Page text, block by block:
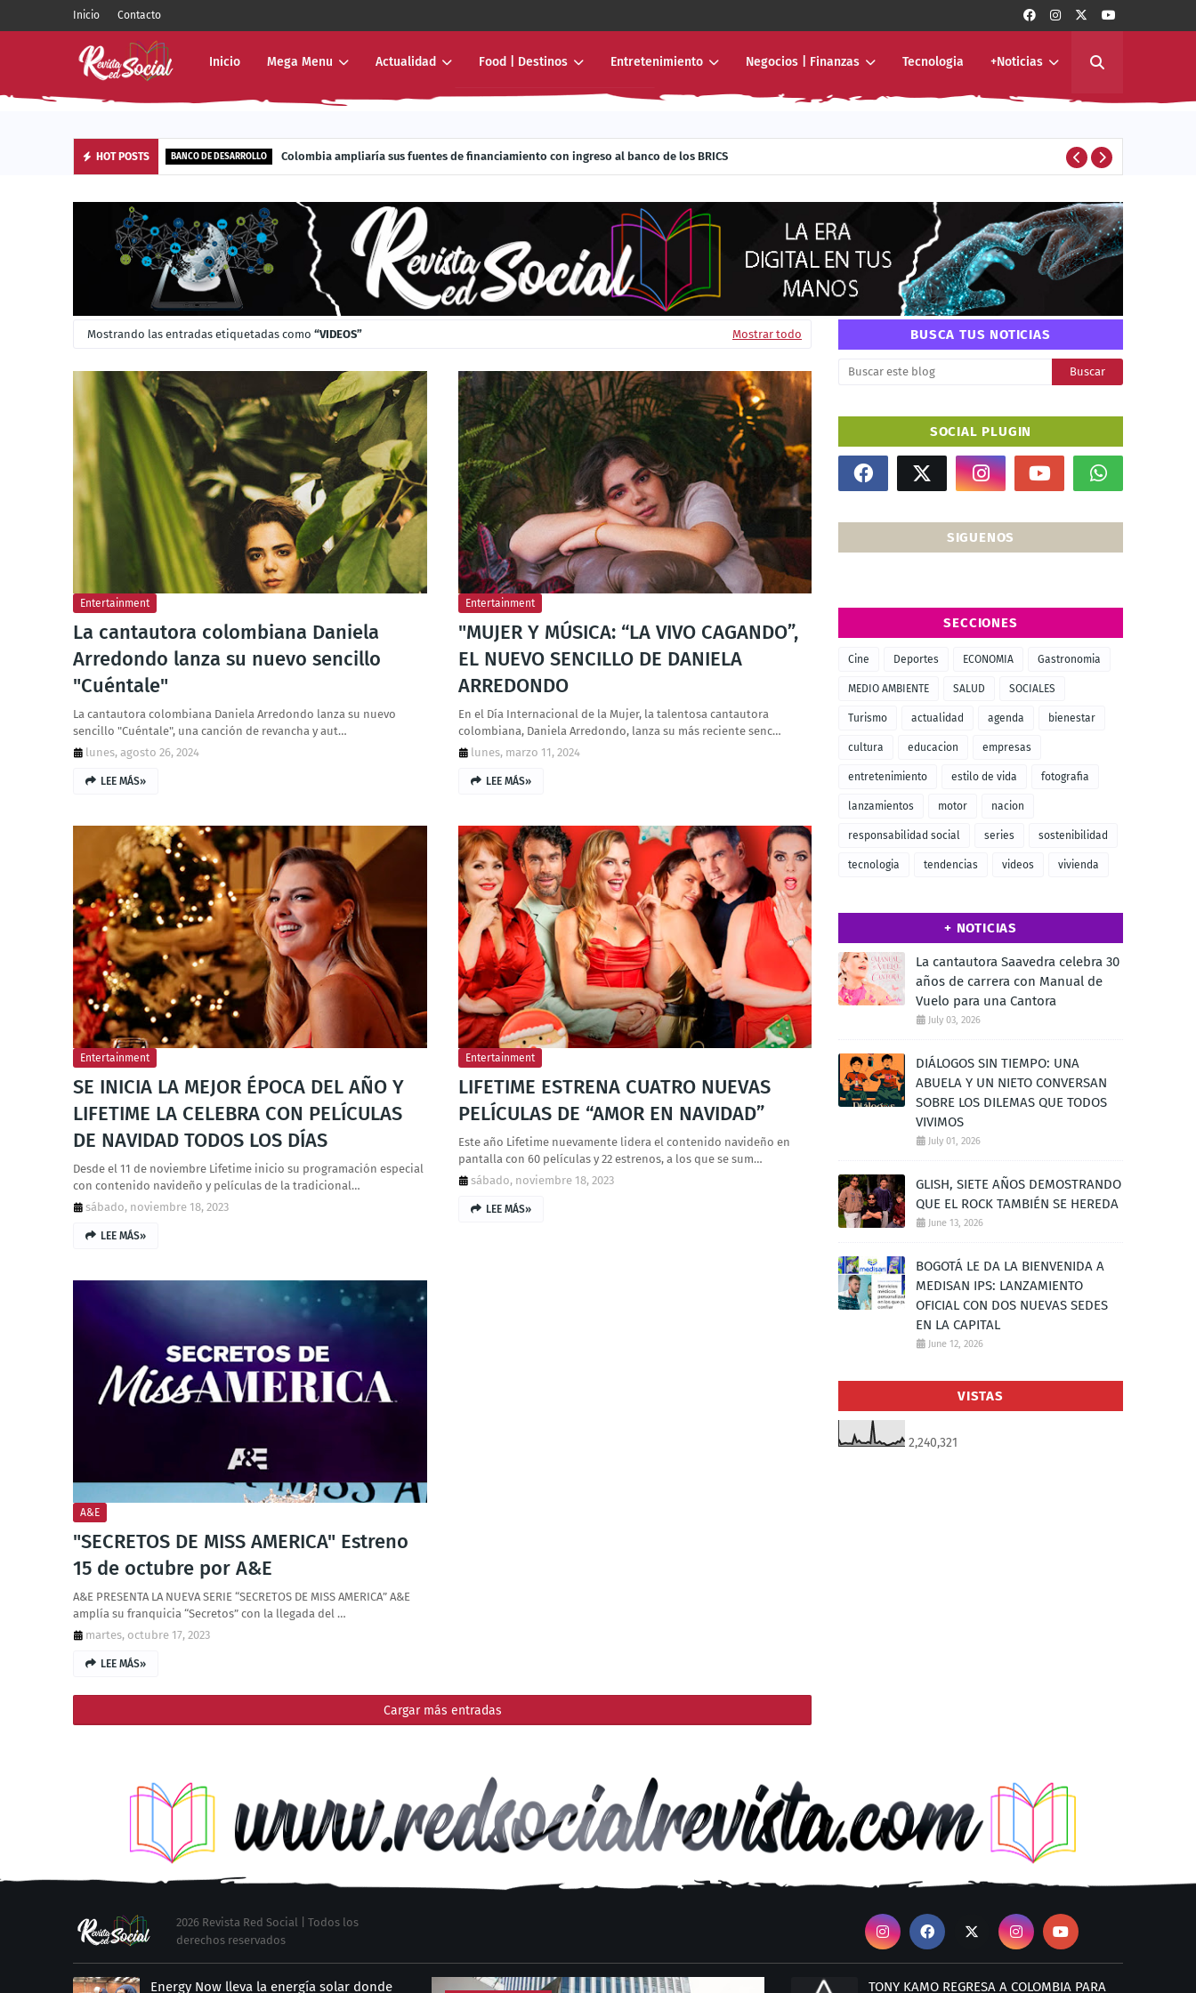
Inicio Contacto
Inicio Mega Menu Actualidad Food | Destinos Entretenimiento Negocios | Finanzas Tecnologia +Noticias
HOT POSTS BANCO DE DESARROLLO Colombia ampliaría sus fuentes de financiamiento con ingreso al banco de los BRICS
BUSINESS Energy Now lleva la energía solar donde nunca había llegado: al interior de los sistemas de transporte masivo de América Latina
Mostrando las entradas etiquetadas como VIDEOS Mostrar todo
Entertainment
La cantautora colombiana Daniela
Arredondo lanza su nuevo sencillo
"Cuéntale"
La cantautora colombiana Daniela Arredondo lanza su nuevo
sencillo "Cuéntale", una canción de revancha y aut…
lunes, agosto 26, 2024
LEE MÁS»
Entertainment
"MUJER Y MÚSICA: “LA VIVO CAGANDO”,
EL NUEVO SENCILLO DE DANIELA
ARREDONDO
En el Día Internacional de la Mujer, la talentosa cantautora
colombiana, Daniela Arredondo, lanza su más reciente senc…
lunes, marzo 11, 2024
LEE MÁS»
Entertainment
SE INICIA LA MEJOR ÉPOCA DEL AÑO Y
LIFETIME LA CELEBRA CON PELÍCULAS
DE NAVIDAD TODOS LOS DÍAS
Desde el 11 de noviembre Lifetime inicio su programación especial
con contenido navideño y películas de la tradicional…
sábado, noviembre 18, 2023
LEE MÁS»
Entertainment
LIFETIME ESTRENA CUATRO NUEVAS
PELÍCULAS DE “AMOR EN NAVIDAD”
Este año Lifetime nuevamente lidera el contenido navideño en
pantalla con 60 películas y 22 estrenos, a los que se sum…
sábado, noviembre 18, 2023
LEE MÁS»
A&E
"SECRETOS DE MISS AMERICA" Estreno
15 de octubre por A&E
A&E PRESENTA LA NUEVA SERIE “SECRETOS DE MISS AMERICA” A&E
amplía su franquicia “Secretos” con la llegada del …
martes, octubre 17, 2023
LEE MÁS»
Cargar más entradas
BUSCA TUS NOTICIAS
SOCIAL PLUGIN
SIGUENOS
SECCIONES
Cine Deportes ECONOMIA Gastronomia
MEDIO AMBIENTE SALUD SOCIALES
Turismo actualidad agenda bienestar
cultura educacion empresas
entretenimiento estilo de vida fotografia
lanzamientos motor nacion
responsabilidad social series sostenibilidad
tecnologia tendencias videos vivienda
+ NOTICIAS
La cantautora Saavedra celebra 30
años de carrera con Manual de
Vuelo para una Cantora
July 03, 2026
DIÁLOGOS SIN TIEMPO: UNA
ABUELA Y UN NIETO CONVERSAN
SOBRE LOS DILEMAS QUE TODOS
VIVIMOS
July 01, 2026
GLISH, SIETE AÑOS DEMOSTRANDO
QUE EL ROCK TAMBIÉN SE HEREDA
June 13, 2026
BOGOTÁ LE DA LA BIENVENIDA A
MEDISAN IPS: LANZAMIENTO
OFICIAL CON DOS NUEVAS SEDES
EN LA CAPITAL
June 12, 2026
VISTAS
2,240,321
2026 Revista Red Social | Todos los
derechos reservados
Energy Now lleva la energía solar donde TONY KAMO REGRESA A COLOMBIA PARA